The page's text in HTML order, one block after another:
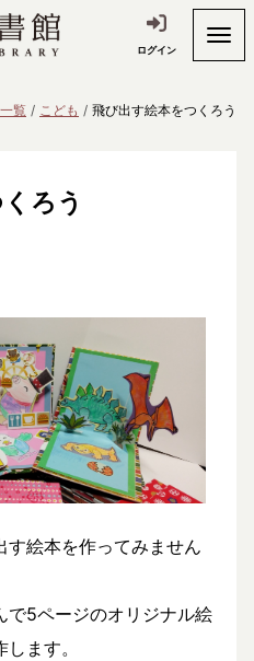
ログイン
覧 こども 飛び出す絵本をつくろう
ろう
す絵本を作ってみません
で5ページのオリジナル絵
ます。